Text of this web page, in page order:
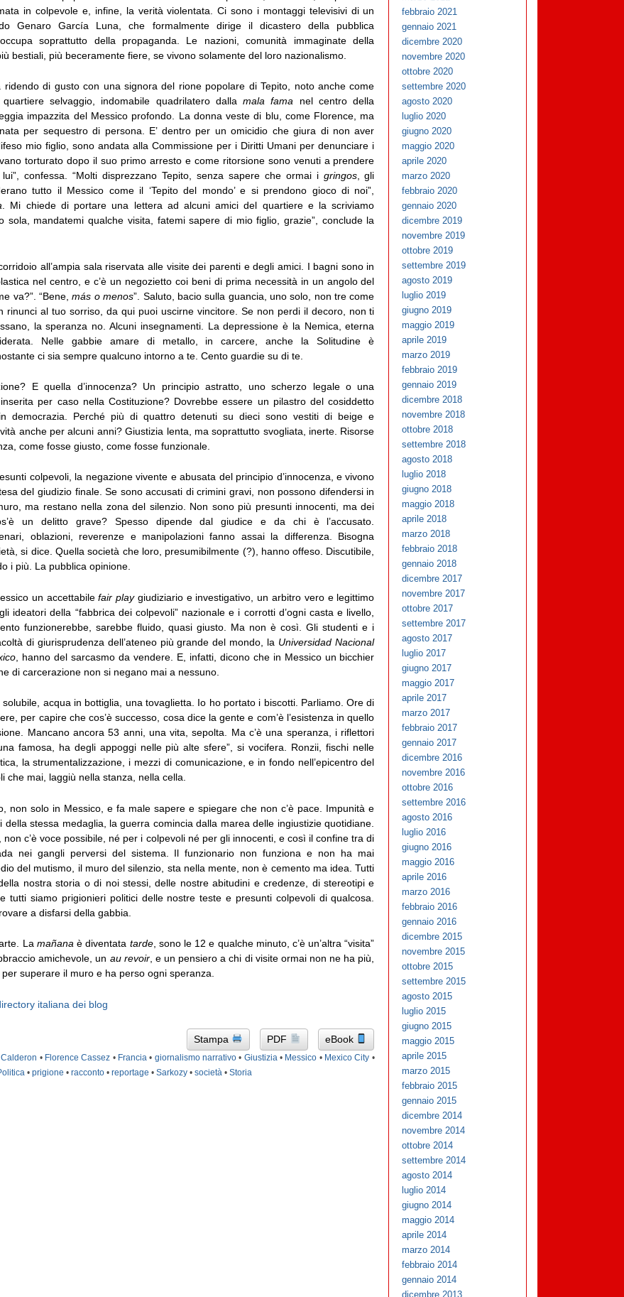
in colpevole e, infine, la verità violentata. Ci sono i montaggi televisivi di un
Genaro García Luna, che formalmente dirige il dicastero della pubblica
soprattutto della propaganda. Le nazioni, comunità immaginate della
bestiali, più beceramente fiere, se vivono solamente del loro nazionalismo.
ridendo di gusto con una signora del rione popolare di Tepito, noto anche come
quartiere selvaggio, indomabile quadrilatero dallamala fama nel centro della
impazzita del Messico profondo. La donna veste di blu, come Florence, ma
per sequestro di persona. E’ dentro per un omicidio che giura di non aver
mio figlio, sono andata alla Commissione per i Diritti Umani per denunciare i
torturato dopo il suo primo arresto e come ritorsione sono venuti a prendere
confessa. “Molti disprezzano Tepito, senza sapere che ormai i gringos, gli
tutto il Messico come il ‘Tepito del mondo’ e si prendono gioco di noi”,
. Mi chiede di portare una lettera ad alcuni amici del quartiere e la scriviamo
sola, mandatemi qualche visita, fatemi sapere di mio figlio, grazie”, conclude la
all’ampia sala riservata alle visite dei parenti e degli amici. I bagni sono in
nel centro, e c’è un negozietto coi beni di prima necessità in un angolo del
va?”. “Bene,más o menos”. Saluto, bacio sulla guancia, uno solo, non tre come
rinunci al tuo sorriso, da qui puoi uscirne vincitore. Se non perdi il decoro, non ti
la speranza no. Alcuni insegnamenti. La depressione è la Nemica, eterna
Nelle gabbie amare di metallo, in carcere, anche la Solitudine è
ci sia sempre qualcuno intorno a te. Cento guardie su di te.
E quella d’innocenza? Un principio astratto, uno scherzo legale o una
per caso nella Costituzione? Dovrebbe essere un pilastro del cosiddetto
democrazia. Perché più di quattro detenuti su dieci sono vestiti di beige e
anche per alcuni anni? Giustizia lenta, ma soprattutto svogliata, inerte. Risorse
come fosse giusto, come fosse funzionale.
colpevoli, la negazione vivente e abusata del principio d’innocenza, e vivono
del giudizio finale. Se sono accusati di crimini gravi, non possono difendersi in
ma restano nella zona del silenzio. Non sono più presunti innocenti, ma dei
un delitto grave? Spesso dipende dal giudice e da chi è l’accusato.
oblazioni, reverenze e manipolazioni fanno assai la differenza. Bisogna
si dice. Quella società che loro, presumibilmente (?), hanno offeso. Discutibile,
i più. La pubblica opinione.
un accettabilefair playgiudiziario e investigativo, un arbitro vero e legittimo
ideatori della “fabbrica dei colpevoli” nazionale e i corrotti d’ogni casta e livello,
funzionerebbe, sarebbe fluido, quasi giusto. Ma non è così. Gli studenti e i
di giurisprudenza dell’ateneo più grande del mondo, la Universidad Nacional
, hanno del sarcasmo da vendere. E, infatti, dicono che in Messico un bicchier
di carcerazione non si negano mai a nessuno.
acqua in bottiglia, una tovaglietta. Io ho portato i biscotti. Parliamo. Ore di
per capire che cos’è successo, cosa dice la gente e com’è l’esistenza in quello
Mancano ancora 53 anni, una vita, sepolta. Ma c’è una speranza, i riflettori
famosa, ha degli appoggi nelle più alte sfere”, si vocifera. Ronzii, fischi nelle
la strumentalizzazione, i mezzi di comunicazione, e in fondo nell’epicentro del
che mai, laggiù nella stanza, nella cella.
non solo in Messico, e fa male sapere e spiegare che non c’è pace. Impunità e
della stessa medaglia, la guerra comincia dalla marea delle ingiustizie quotidiane.
non c’è voce possibile, né per i colpevoli né per gli innocenti, e così il confine tra di
nei gangli perversi del sistema. Il funzionario non funziona e non ha mai
del mutismo, il muro del silenzio, sta nella mente, non è cemento ma idea. Tutti
nostra storia o di noi stessi, delle nostre abitudini e credenze, di stereotipi e
tutti siamo prigionieri politici delle nostre teste e presunti colpevoli di qualcosa.
a disfarsi della gabbia.
La mañana è diventata tarde, sono le 12 e qualche minuto, c’è un’altra “visita”
amichevole, un au revoir, e un pensiero a chi di visite ormai non ne ha più,
superare il muro e ha perso ogni speranza.
Stampa PDF eBook
Calderon • Florence Cassez • Francia • giornalismo narrativo• Giustizia • Messico • Mexico City •
• prigione • racconto• reportage • Sarkozy• società • Storia
febbraio 2021
gennaio 2021
dicembre 2020
novembre 2020
ottobre 2020
settembre 2020
agosto 2020
luglio 2020
giugno 2020
maggio 2020
aprile 2020
marzo 2020
febbraio 2020
gennaio 2020
dicembre 2019
novembre 2019
ottobre 2019
settembre 2019
agosto 2019
luglio 2019
giugno 2019
maggio 2019
aprile 2019
marzo 2019
febbraio 2019
gennaio 2019
dicembre 2018
novembre 2018
ottobre 2018
settembre 2018
agosto 2018
luglio 2018
giugno 2018
maggio 2018
aprile 2018
marzo 2018
febbraio 2018
gennaio 2018
dicembre 2017
novembre 2017
ottobre 2017
settembre 2017
agosto 2017
luglio 2017
giugno 2017
maggio 2017
aprile 2017
marzo 2017
febbraio 2017
gennaio 2017
dicembre 2016
novembre 2016
ottobre 2016
settembre 2016
agosto 2016
luglio 2016
giugno 2016
maggio 2016
aprile 2016
marzo 2016
febbraio 2016
gennaio 2016
dicembre 2015
novembre 2015
ottobre 2015
settembre 2015
agosto 2015
luglio 2015
giugno 2015
maggio 2015
aprile 2015
marzo 2015
febbraio 2015
gennaio 2015
dicembre 2014
novembre 2014
ottobre 2014
settembre 2014
agosto 2014
luglio 2014
giugno 2014
maggio 2014
aprile 2014
marzo 2014
febbraio 2014
gennaio 2014
dicembre 2013